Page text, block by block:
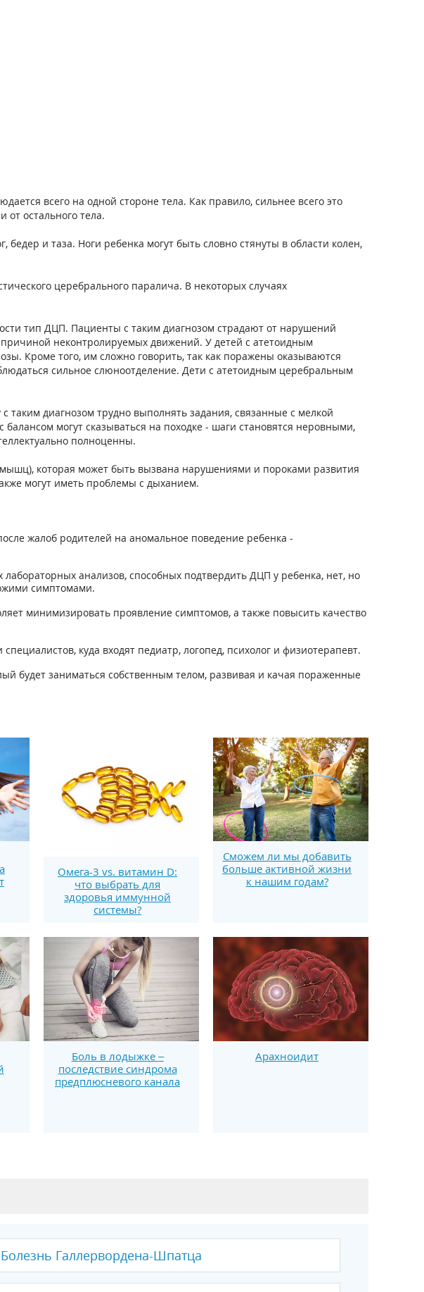
всего на одной стороне тела. Как правило, сильнее всего это
от остального тела.
и таза. Ноги ребенка могут быть словно стянуты в области колен,
церебрального паралича. В некоторых случаях
тип ДЦП. Пациенты с таким диагнозом страдают от нарушений
неконтролируемых движений. У детей с атетоидным
Кроме того, им сложно говорить, так как поражены оказываются
сильное слюноотделение. Дети с атетоидным церебральным
диагнозом трудно выполнять задания, связанные с мелкой
могут сказываться на походке - шаги становятся неровными,
полноценны.
которая может быть вызвана нарушениями и пороками развития
могут иметь проблемы с дыханием.
жалоб родителей на аномальное поведение ребенка -
анализов, способных подтвердить ДЦП у ребенка, нет, но
симптомами.
минимизировать проявление симптомов, а также повысить качество
куда входят педиатр, логопед, психолог и физиотерапевт.
будет заниматься собственным телом, развивая и качая пораженные
Омега-3 vs. витамин D:
что выбрать для
здоровья иммунной
системы?
Сможем ли мы добавить
больше активной жизни
к нашим годам?
Боль в лодыжке –
последствие синдрома
предплюсневого канала
Арахноидит
Болезнь Галлервордена-Шпатца